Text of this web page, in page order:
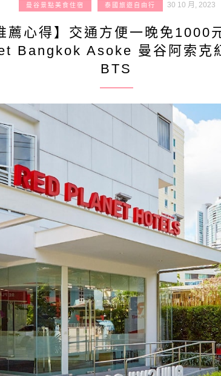
曼谷景點美食住宿 泰國旅遊自由行 30 10 月, 2023
薦心得】交通方便一晚免1000
Bangkok Asoke 曼谷阿索克
BTS